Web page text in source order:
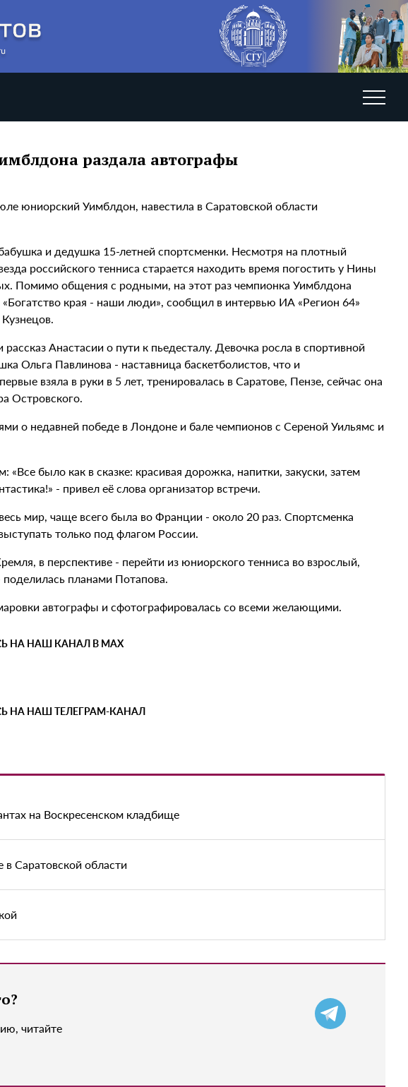
раздала автографы
юниорский Уимблдон, навестила в Саратовской области
и дедушка 15-летней спортсменки. Несмотря на плотный
российского тенниса старается находить время погостить у Нины
Помимо общения с родными, на этот раз чемпионка Уимблдона
«Богатство края - наши люди», сообщил в интервью ИА «Регион 64»
Анастасии о пути к пьедесталу. Девочка росла в спортивной
Ольга Павлинова - наставница баскетболистов, что и
взяла в руки в 5 лет, тренировалась в Саратове, Пензе, сейчас она
Островского.
о недавней победе в Лондоне и бале чемпионов с Сереной Уильямс и
было как в сказке: красивая дорожка, напитки, закуски, затем
- привел её слова организатор встречи.
мир, чаще всего была во Франции - около 20 раз. Спортсменка
только под флагом России.
в перспективе - перейти из юниорского тенниса во взрослый,
планами Потапова.
автографы и сфотографировалась со всеми желающими.
НА НАШ КАНАЛ В MAX
НА НАШ ТЕЛЕГРАМ-КАНАЛ
на Воскресенском кладбище
Саратовской области
читайте